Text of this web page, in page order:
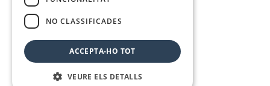
NO CLASSIFICADES
ACCEPTA-HO TOT
VEURE ELS DETALLS